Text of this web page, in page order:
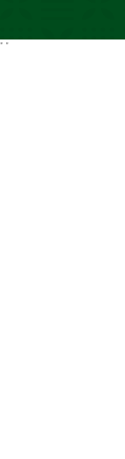
" "